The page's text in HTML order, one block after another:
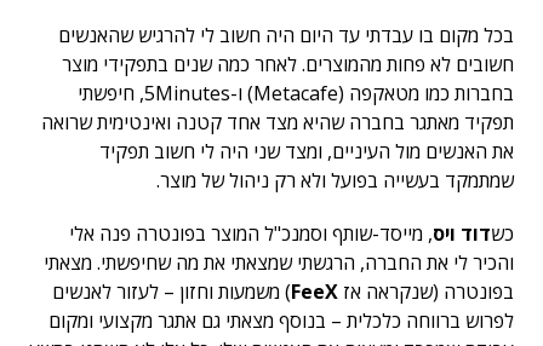
בכל מקום בו עבדתי עד היום היה חשוב לי להרגיש שהאנשים
חשובים לא פחות מהמוצרים. לאחר כמה שנים בתפקידי מוצר
בחברות כמו מטאקפה (Metacafe) ו-5Minutes, חיפשתי
תפקיד מאתגר בחברה שהיא מצד אחד קטנה ואינטימית שרואה
את האנשים מול העיניים, ומצד שני היה לי חשוב תפקיד
שמתמקד בעשייה בפועל ולא רק ניהול של מוצר.
כשדוד ויס, מייסד-שותף וסמנכ"ל המוצר בפונטרה פנה אלי
והכיר לי את החברה, הרגשתי שמצאתי את מה שחיפשתי. מצאתי
בפונטרה (שנקראה אז FeeX) משמעות וחזון – לעזור לאנשים
לפרוש ברווחה כלכלית – בנוסף מצאתי גם אתגר מקצועי ומקום